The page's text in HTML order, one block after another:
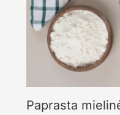
Paprasta